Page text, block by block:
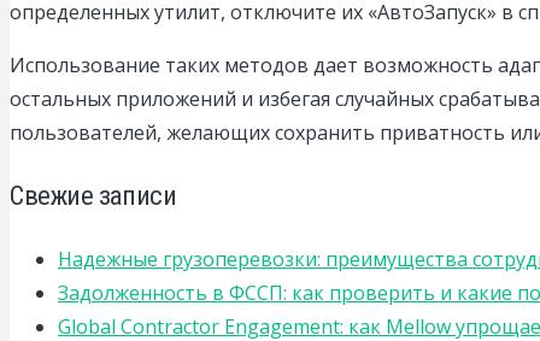
определенных утилит, отключите их «АвтоЗапуск» в
Использование таких методов дает возможность
остальных приложений и избегая случайных
пользователей, желающих сохранить приватность
Свежие записи
Надежные грузоперевозки: преимущества
Задолженность в ФССП: как проверить и какие
Global Contractor Engagement: как Mellow